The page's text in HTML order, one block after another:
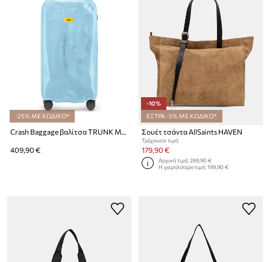
-25% ΜΕ ΚΩΔΙΚΟ*
409,90 €
-10%
ΕΞΤΡΑ -5% ΜΕ ΚΩΔΙΚΟ*
Σουέτ τσάντα AllSaints HAVEN
Τρέχουσα τιμή:
179,90 €
Αρχική τιμή:269,90 €
Η χαμηλότερη τιμή:199,90 €